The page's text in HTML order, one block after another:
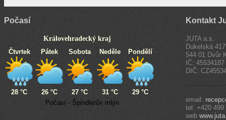
Počasí
Královehradecký kraj
Čtvrtek
28 °C
Pátek
26 °C
Sobota
27 °C
Neděle
31 °C
Pondělí
29 °C
Počasí - Špindlerův mlýn
Kontakt
JUTA a.s.
Dukelská 417
544 01 Dvůr
IČ: 45534187
DIČ:
email:
tel: +420 499
web